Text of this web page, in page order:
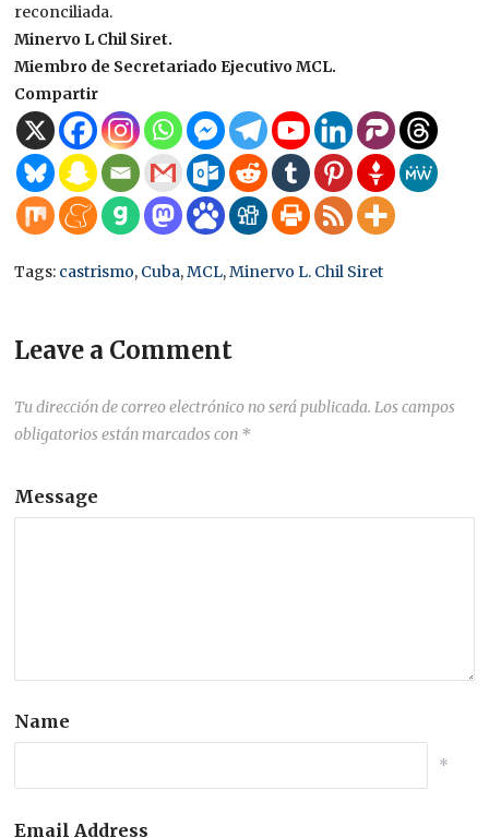
reconciliada.
Minervo L Chil Siret.
Miembro de Secretariado Ejecutivo MCL.
Compartir
Tags: castrismo, Cuba,MCL,Minervo L. Chil Siret
Leave a Comment
Tu dirección de correo electrónico no será publicada. Los campos
obligatorios están marcados con *
Message
Name
*
Email Address